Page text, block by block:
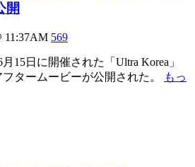
開
11:37AM 569
15日に開催された「Ultra Korea」
タームービーが公開された。
もっ